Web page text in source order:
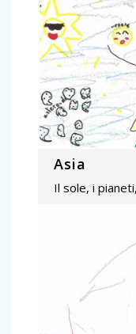
Asia
Il sole, i